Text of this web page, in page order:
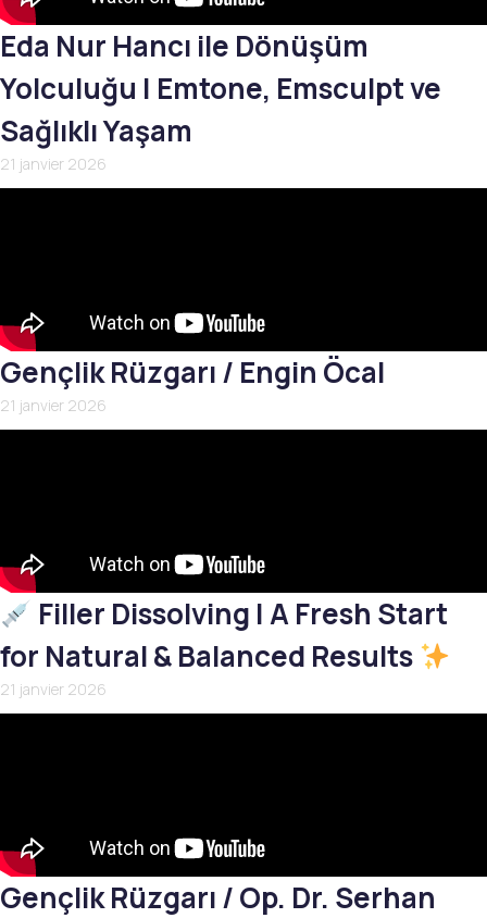
Eda Nur Hancı ile Dönüşüm
Yolculuğu | Emtone, Emsculpt ve
Sağlıklı Yaşam
21 janvier 2026
Gençlik Rüzgarı / Engin Öcal
21 janvier 2026
Filler Dissolving | A Fresh Start
for Natural & Balanced Results
21 janvier 2026
Gençlik Rüzgarı / Op. Dr. Serhan